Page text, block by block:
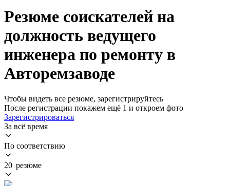
Резюме соискателей на
должность ведущего
инженера по ремонту в
Авторемзаводе
Чтобы видеть все резюме, зарегистрируйтесь
После регистрации покажем ещё 1 и откроем фото
Зарегистрироваться
За всё время
По соответствию
20 резюме